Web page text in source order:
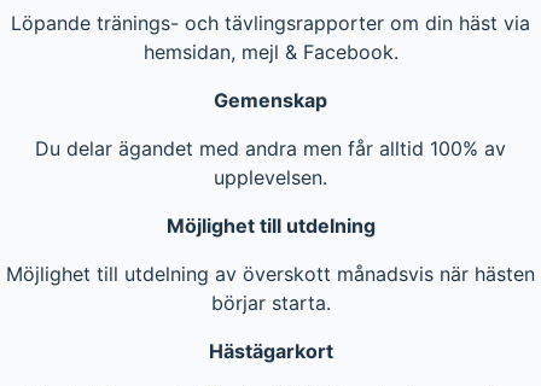
Löpande tränings- och tävlingsrapporter om din häst via
hemsidan, mejl & Facebook.
Gemenskap
Du delar ägandet med andra men får alltid 100% av
upplevelsen.
Möjlighet till utdelning
Möjlighet till utdelning av överskott månadsvis när hästen
börjar starta.
Hästägarkort